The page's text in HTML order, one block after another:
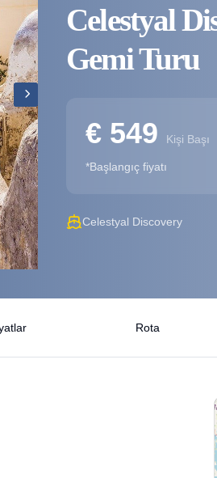
Celestyal
Gemi Turu
€ 549 Kişi Başı
*Başlangıç fiyatı
Celestyal Discovery
Rota